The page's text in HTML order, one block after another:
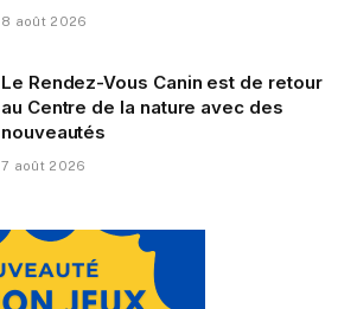
8 août 2026
Le Rendez-Vous Canin est de retour
au Centre de la nature avec des
nouveautés
7 août 2026